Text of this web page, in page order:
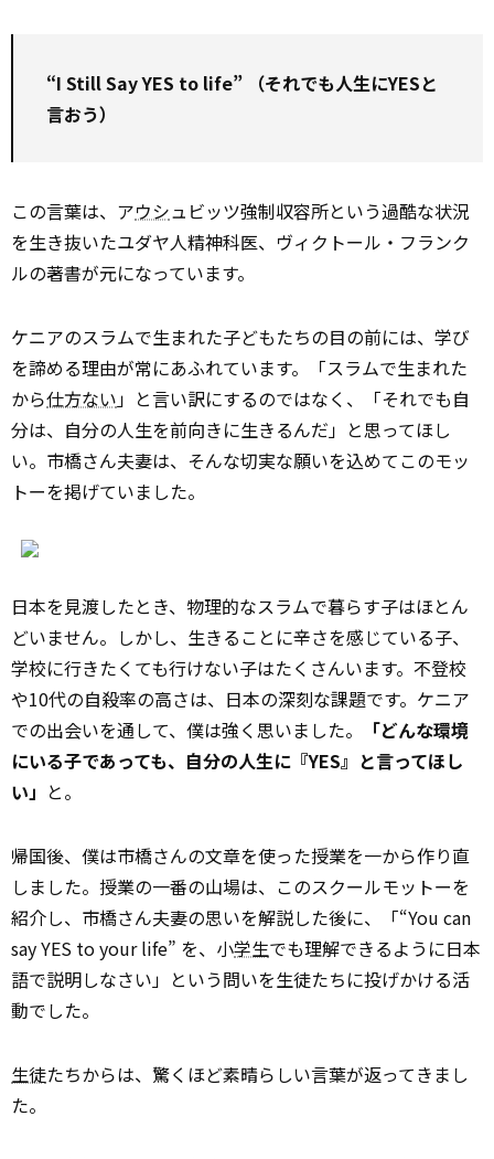
“I Still Say YES to life” （それでも人生にYESと
言おう）
この言葉は、アウシュビッツ強制収容所という過酷な状況
を生き抜いたユダヤ人精神科医、ヴィクトール・フランク
ルの著書が元になっています。
ケニアのスラムで生まれた子どもたちの目の前には、学び
を諦める理由が常にあふれています。「スラムで生まれた
から仕方ない」と言い訳にするのではなく、「それでも自
分は、自分の人生を前向きに生きるんだ」と思ってほし
い。市橋さん夫妻は、そんな切実な願いを込めてこのモッ
トーを掲げていました。
日本を見渡したとき、物理的なスラムで暮らす子はほとん
どいません。しかし、生きることに辛さを感じている子、
学校に行きたくても行けない子はたくさんいます。不登校
や10代の自殺率の高さは、日本の深刻な課題です。ケニア
での出会いを通して、僕は強く思いました。
「どんな環境
にいる子であっても、自分の人生に『YES』と言ってほし
い」 と。
帰国後、僕は市橋さんの文章を使った授業を一から作り直
しました。授業の一番の山場は、このスクールモットーを
紹介し、市橋さん夫妻の思いを解説した後に、「“You can
say YES to your life” を、小学生でも理解できるように日本
語で説明しなさい」という問いを生徒たちに投げかける活
動でした。
生徒たちからは、驚くほど素晴らしい言葉が返ってきまし
た。